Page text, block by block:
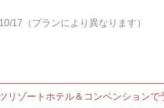
17（プランにより異なります）
リゾートホテル＆コンベンションで